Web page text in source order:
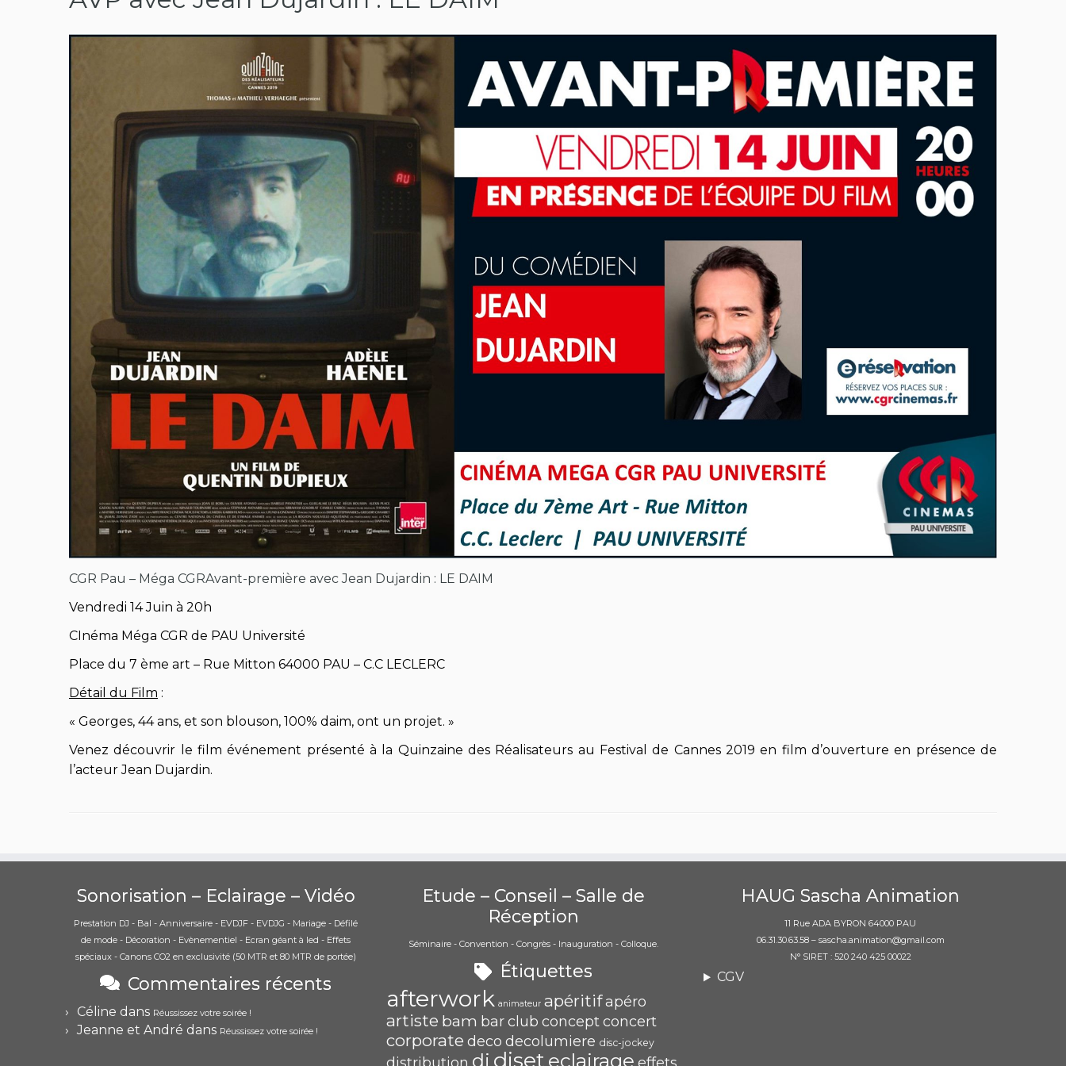
CGR Pau – Méga CGRAvant-première avec Jean Dujardin : LE DAIM
Vendredi 14 Juin à 20h
CInéma Méga CGR de PAU Université
Place du 7 ème art – Rue Mitton 64000 PAU – C.C LECLERC
Détail du Film :
« Georges, 44 ans, et son blouson, 100% daim, ont un projet. »
Venez découvrir le film événement présenté à la Quinzaine des Réalisateurs au Festival de Cannes 2019 en film d’ouverture en présence de
l’acteur Jean Dujardin.
Sonorisation – Eclairage – Vidéo
Prestation DJ - Bal - Anniversaire - EVDJF - EVDJG - Mariage - Défilé
de mode - Décoration - Evènementiel - Ecran géant à led - Effets
spéciaux - Canons CO2 en exclusivité (50 MTR et 80 MTR de portée)
Commentaires récents
Céline dans Réussissez votre soirée !
Jeanne et André dans Réussissez votre soirée !
Etude – Conseil – Salle de
Réception
Séminaire - Convention - Congrès - Inauguration - Colloque.
Étiquettes
afterwork animateur apéritifapéro
artiste bam barclub conceptconcert
corporate deco decolumiere disc-jockey
dj djset eclairage
HAUG Sascha Animation
11 Rue ADA BYRON 64000 PAU
06.31.30.63.58 – sascha.animation@gmail.com
N° SIRET : 520 240 425 00022
CGV